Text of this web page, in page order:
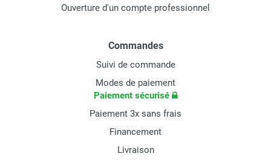
Ouverture d'un compte professionnel
Commandes
Suivi de commande
Modes de paiement
Paiement sécurisé
Paiement 3x sans frais
Financement
Livraison